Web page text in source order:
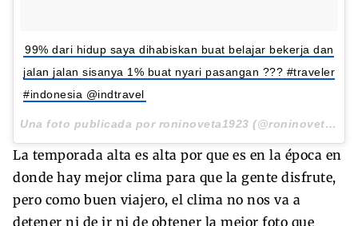
99% dari hidup saya dihabiskan buat belajar bekerja dan
jalan jalan sisanya 1% buat nyari pasangan ??? #traveler
#indonesia @indtravel
Una foto publicada por roninoveta1923 (@roninoveta1923) el
La temporada alta es alta por que es en la época en
donde hay mejor clima para que la gente disfrute,
pero como buen viajero, el clima no nos va a
detener ni de ir ni de obtener la mejor foto que